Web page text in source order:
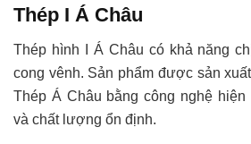
Thép I Á Châu
Thép hình I Á Châu có khả năng
cong vênh. Sản phẩm được sản
Thép Á Châu bằng công nghệ
và chất lượng ổn định.